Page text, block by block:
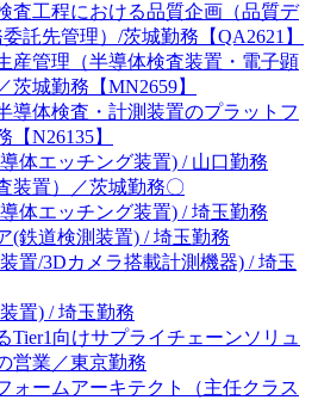
査工程における品質企画（品質デ
託先管理）/茨城勤務【QA2621】
産管理（半導体検査装置・電子顕
城勤務【MN2659】
導体検査・計測装置のプラットフ
N26135】
体エッチング装置) / 山口勤務
装置）／茨城勤務〇
体エッチング装置) / 埼玉勤務
(鉄道検測装置) / 埼玉勤務
置/3Dカメラ搭載計測機器) / 埼玉
置) / 埼玉勤務
Tier1向けサプライチェーンソリュ
営業／東京勤務
ォームアーキテクト（主任クラス